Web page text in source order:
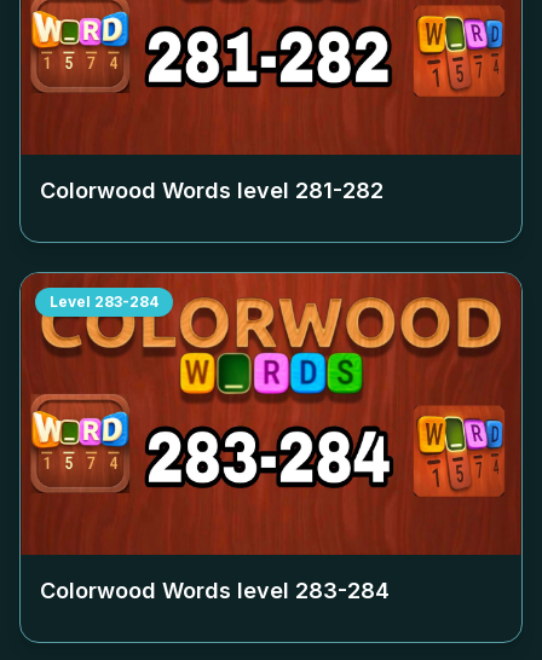
Colorwood Words level 281-282
Level 283-284
Colorwood Words level 283-284